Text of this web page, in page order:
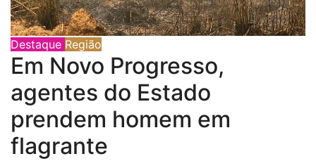
Destaque Região
Em Novo Progresso,
agentes do Estado
prendem homem em
flagrante